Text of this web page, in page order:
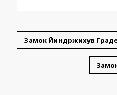
Замок Йиндржихув